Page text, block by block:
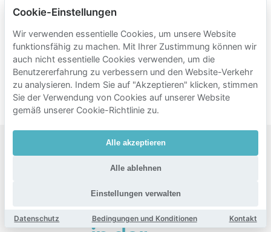
kostenloses
Parken in
der Nähe
von AFAS
Live?
Beliebte
zum
Parken
Cookie-Einstellungen
Wir verwenden essentielle Cookies, um unsere Website
funktionsfähig zu machen. Mit Ihrer Zustimmung können wir
auch nicht essentielle Cookies verwenden, um die
Benutzererfahrung zu verbessern und den Website-Verkehr
zu analysieren. Indem Sie auf "Akzeptieren" klicken, stimmen
Sie der Verwendung von Cookies auf unserer Website
gemäß unserer Cookie-Richtlinie zu.
Alle akzeptieren
Alle ablehnen
Einstellungen verwalten
Datenschutz Bedingungen und Konditionen Kontakt